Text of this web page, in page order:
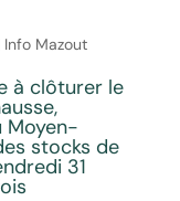
Info Mazout
à clôturer le
Moyen-
stocks de
31